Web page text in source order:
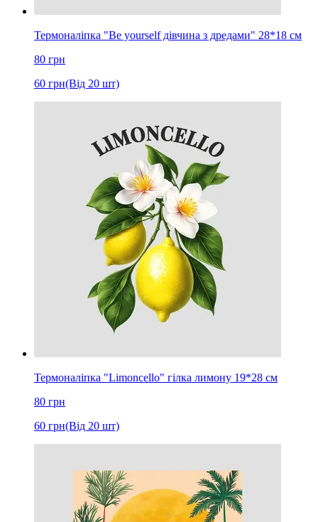
Термоналіпка "Be yourself дівчина з дредами" 28*18 см
80 грн
60 грн(Від 20 шт)
Термоналіпка "Limoncello" гілка лимону 19*28 см
80 грн
60 грн(Від 20 шт)